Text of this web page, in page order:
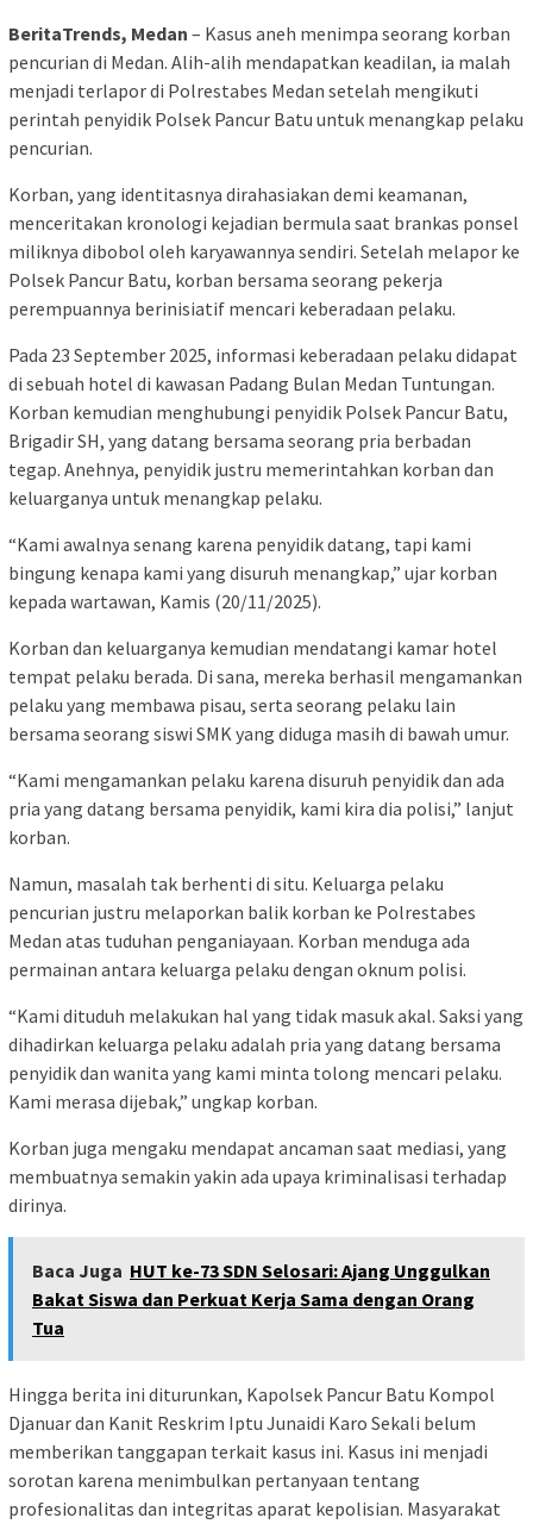
BeritaTrends, Medan – Kasus aneh menimpa seorang korban
pencurian di Medan. Alih-alih mendapatkan keadilan, ia malah
menjadi terlapor di Polrestabes Medan setelah mengikuti
perintah penyidik Polsek Pancur Batu untuk menangkap pelaku
pencurian.
Korban, yang identitasnya dirahasiakan demi keamanan,
menceritakan kronologi kejadian bermula saat brankas ponsel
miliknya dibobol oleh karyawannya sendiri. Setelah melapor ke
Polsek Pancur Batu, korban bersama seorang pekerja
perempuannya berinisiatif mencari keberadaan pelaku.
Pada 23 September 2025, informasi keberadaan pelaku didapat
di sebuah hotel di kawasan Padang Bulan Medan Tuntungan.
Korban kemudian menghubungi penyidik Polsek Pancur Batu,
Brigadir SH, yang datang bersama seorang pria berbadan
tegap. Anehnya, penyidik justru memerintahkan korban dan
keluarganya untuk menangkap pelaku.
“Kami awalnya senang karena penyidik datang, tapi kami
bingung kenapa kami yang disuruh menangkap,” ujar korban
kepada wartawan, Kamis (20/11/2025).
Korban dan keluarganya kemudian mendatangi kamar hotel
tempat pelaku berada. Di sana, mereka berhasil mengamankan
pelaku yang membawa pisau, serta seorang pelaku lain
bersama seorang siswi SMK yang diduga masih di bawah umur.
“Kami mengamankan pelaku karena disuruh penyidik dan ada
pria yang datang bersama penyidik, kami kira dia polisi,” lanjut
korban.
Namun, masalah tak berhenti di situ. Keluarga pelaku
pencurian justru melaporkan balik korban ke Polrestabes
Medan atas tuduhan penganiayaan. Korban menduga ada
permainan antara keluarga pelaku dengan oknum polisi.
“Kami dituduh melakukan hal yang tidak masuk akal. Saksi yang
dihadirkan keluarga pelaku adalah pria yang datang bersama
penyidik dan wanita yang kami minta tolong mencari pelaku.
Kami merasa dijebak,” ungkap korban.
Korban juga mengaku mendapat ancaman saat mediasi, yang
membuatnya semakin yakin ada upaya kriminalisasi terhadap
dirinya.
Baca Juga HUT ke-73 SDN Selosari: Ajang Unggulkan
Bakat Siswa dan Perkuat Kerja Sama dengan Orang
Tua
Hingga berita ini diturunkan, Kapolsek Pancur Batu Kompol
Djanuar dan Kanit Reskrim Iptu Junaidi Karo Sekali belum
memberikan tanggapan terkait kasus ini. Kasus ini menjadi
sorotan karena menimbulkan pertanyaan tentang
profesionalitas dan integritas aparat kepolisian. Masyarakat